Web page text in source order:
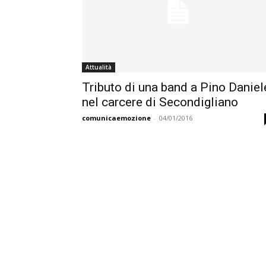
Attualità
Tributo di una band a Pino
nel carcere di Secondigliano
comunicaemozione - 04/01/2016